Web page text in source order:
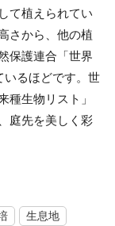
て植えられてい
さから、他の植
保護連合「世界
いるほどです。世
種生物リスト」
庭先を美しく彩
生息地